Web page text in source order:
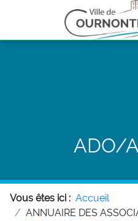
ADO/
Vous êtes ici : Accueil
ANNUAIRE DES